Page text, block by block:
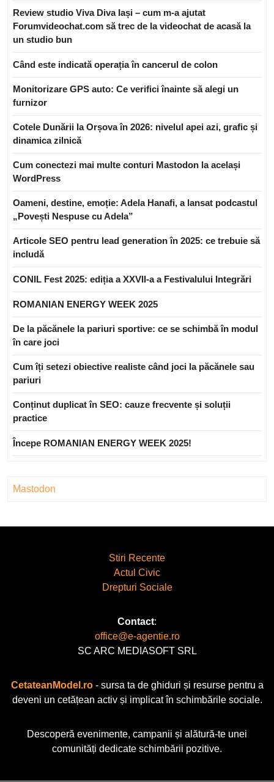
Review studio Viva Diva Iași – cum m-a ajutat
Forumvideochat.com să trec de la videochat de acasă la
un studio bun
Când este indicată operația în cancerul de colon
Monitorizare GPS auto: Ce verifici înainte să alegi un
furnizor
Cotele Dunării la Orșova în 2026: nivelul apei azi, grafic și
dinamica zilnică
Cum conectezi mai multe conturi Mastodon la același
WordPress
Oameni, destine, emoție: Adela Hanafi, a lansat podcastul
„Povești Nespuse cu Adela”
Articole SEO pentru lead generation în 2025: ce trebuie să
includă
CONIL Fest 2025: ediția a XXVII-a a Festivalului Integrări
ROMANIAN ENERGY WEEK 2025
De la păcănele la pariuri sportive: ce se schimbă în modul
în care joci
Cum îți setezi obiective realiste când joci la păcănele sau
pariuri
Conținut duplicat în SEO: cauze frecvente și soluții
practice
Începe ROMANIAN ENERGY WEEK 2025!
Mastodon
Stiri Recente
Actul Civic
Drepturi Sociale
Contact:
office@e-agentie.ro
SC ARC MEDIASOFT SRL
CetateanModel.ro- sursa ta de ghiduri și resurse pentru a
deveni un cetățean activ și implicat în schimbările sociale.
Descoperă evenimente, campanii și alătură-te unei
comunități dedicate schimbării pozitive.